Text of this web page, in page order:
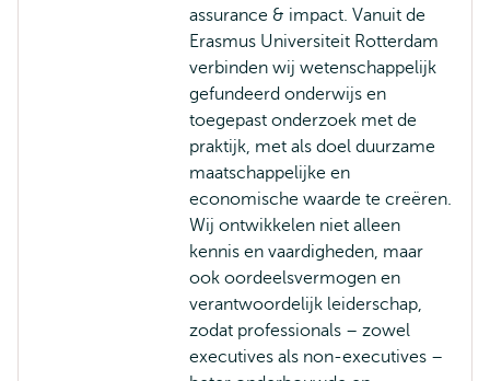
assurance & impact. Vanuit de
Erasmus Universiteit Rotterdam
verbinden wij wetenschappelijk
gefundeerd onderwijs en
toegepast onderzoek met de
praktijk, met als doel duurzame
maatschappelijke en
economische waarde te creëren.
Wij ontwikkelen niet alleen
kennis en vaardigheden, maar
ook oordeelsvermogen en
verantwoordelijk leiderschap,
zodat professionals – zowel
executives als non-executives –